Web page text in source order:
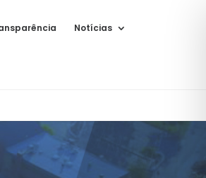
Notícias